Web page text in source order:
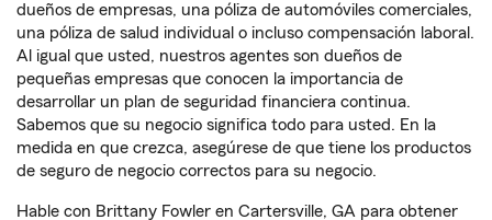
dueños de empresas, una póliza de automóviles comerciales,
una póliza de salud individual o incluso compensación laboral.
Al igual que usted, nuestros agentes son dueños de
pequeñas empresas que conocen la importancia de
desarrollar un plan de seguridad financiera continua.
Sabemos que su negocio significa todo para usted. En la
medida en que crezca, asegúrese de que tiene los productos
de seguro de negocio correctos para su negocio.
Hable con Brittany Fowler en Cartersville, GA para obtener